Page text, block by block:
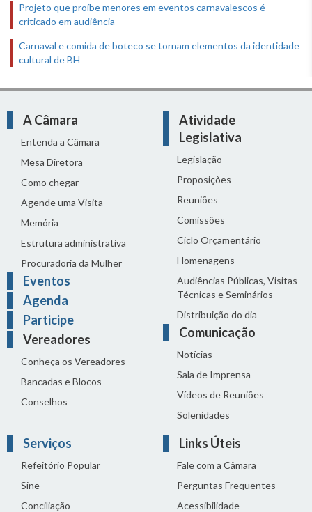
Projeto que proíbe menores em eventos carnavalescos é
criticado em audiência
Carnaval e comida de boteco se tornam elementos da identidade
cultural de BH
A Câmara
Entenda a Câmara
Mesa Diretora
Como chegar
Agende uma Visita
Memória
Estrutura administrativa
Procuradoria da Mulher
Eventos
Agenda
Participe
Vereadores
Conheça os Vereadores
Bancadas e Blocos
Conselhos
Atividade
Legislativa
Legislação
Proposições
Reuniões
Comissões
Ciclo Orçamentário
Homenagens
Audiências Públicas, Visitas
Técnicas e Seminários
Distribuição do dia
Comunicação
Notícias
Sala de Imprensa
Vídeos de Reuniões
Solenidades
Serviços
Refeitório Popular
Sine
Conciliação
Links Úteis
Fale com a Câmara
Perguntas Frequentes
Acessibilidade